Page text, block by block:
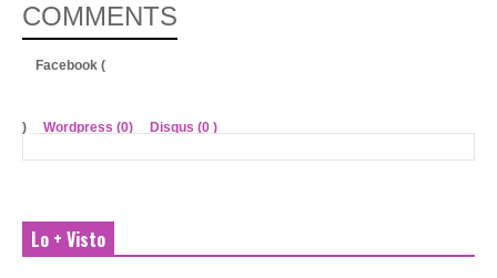
COMMENTS
Facebook (
) Wordpress (0) Disqus (0 )
Lo + Visto